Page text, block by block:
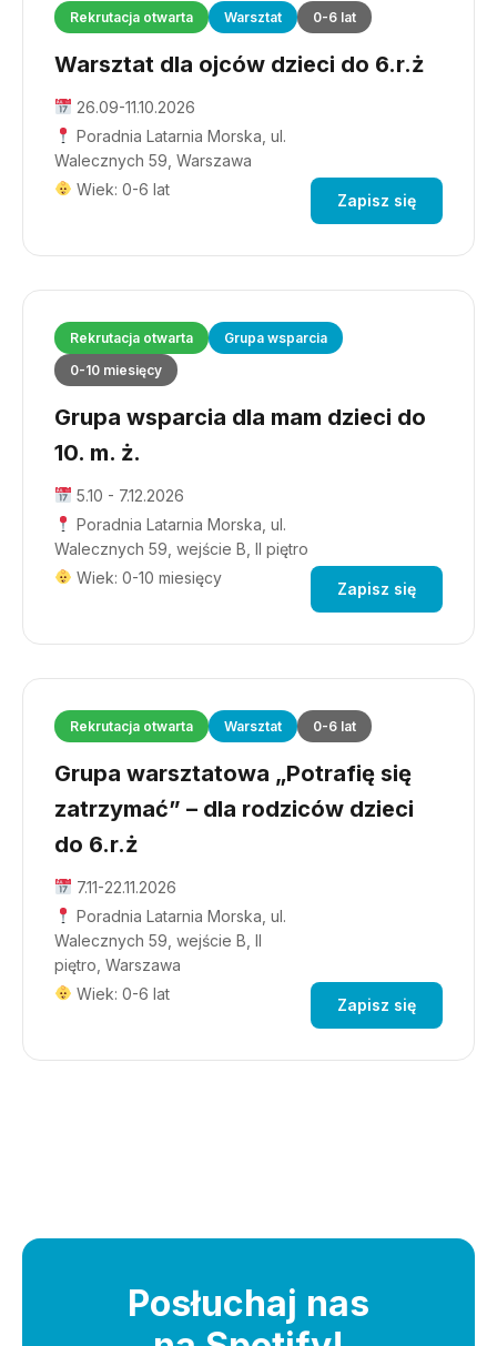
Rekrutacja otwarta Warsztat 0-6 lat
Warsztat dla ojców dzieci do 6.r.ż
26.09-11.10.2026
Poradnia Latarnia Morska, ul.
Walecznych 59, Warszawa
Wiek: 0-6 lat
Zapisz się
Rekrutacja otwarta
Grupa wsparcia
0-10 miesięcy
Grupa wsparcia dla mam dzieci do
10. m. ż.
5.10 - 7.12.2026
Poradnia Latarnia Morska, ul.
Walecznych 59, wejście B, II piętro
Wiek: 0-10 miesięcy
Zapisz się
Rekrutacja otwarta Warsztat 0-6 lat
Grupa warsztatowa „Potrafię się
zatrzymać” – dla rodziców dzieci
do 6.r.ż
7.11-22.11.2026
Poradnia Latarnia Morska, ul.
Walecznych 59, wejście B, II
piętro, Warszawa
Wiek: 0-6 lat
Zapisz się
Posłuchaj nas